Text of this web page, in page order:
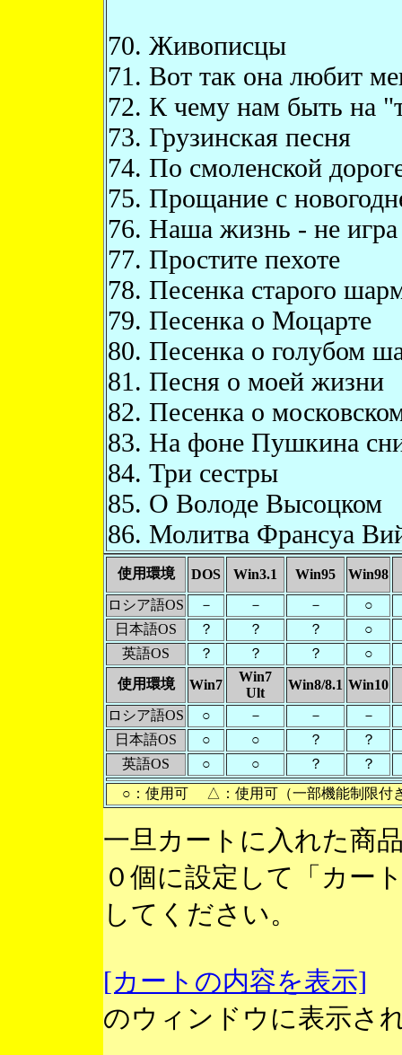
70. Живописцы
71. Вот так она любит
72. К чему нам быть на
73. Грузинская песня
74. По смоленской
75. Прощание с
76. Наша жизнь - не игра
77. Простите пехоте
78. Песенка старого
79. Песенка о Моцарте
80. Песенка о голубом
81. Песня о моей жизни
82. Песенка о
83. На фоне Пушкина
84. Три сестры
85. О Володе Высоцком
86. Молитва Франсуа
使用環境 DOS Win3.1 Win95
Win98
ロシア語OS
－ － －
○
日本語OS
？ ？ ？
○
英語OS
？ ？ ？
○
使用環境
Win7
Win7
Ult
Win8/8.1 Win10
ロシア語OS
○ － －
－
日本語OS
○ ○ ？
？
英語OS
○ ○ ？
？
○：使用可 △：使用可（一部機能制限
一旦カートに入れた商
０個に設定して「カー
してください。
[カートの内容を表示]
のウィンドウに表示さ